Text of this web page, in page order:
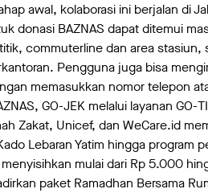
awal, kolaborasi ini berjalan di
donasi BAZNAS dapat ditemui
commuterline dan area stasiun,
Pengguna juga bisa
memasukkan nomor telepon
GO-JEK melalui layanan
Zakat, Unicef, dan WeCare.id
Lebaran Yatim hingga program
mulai dari Rp 5.000
paket Ramadhan Bersama